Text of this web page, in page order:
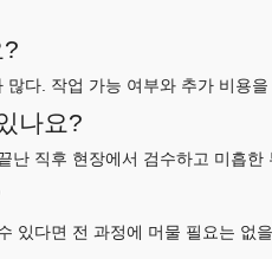
다. 작업 가능 여부와 추가 비용
나요?
직후 현장에서 검수하고 미흡한
있다면 전 과정에 머물 필요는 없